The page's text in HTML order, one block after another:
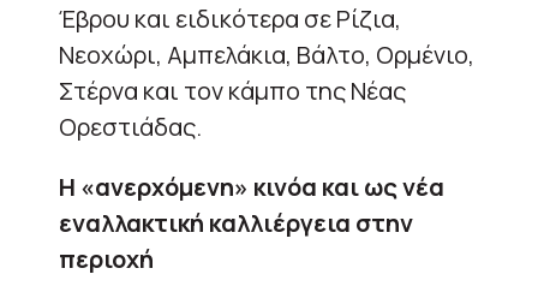
Έβρου και ειδικότερα σε Ρίζια,
Νεοχώρι, Αμπελάκια, Βάλτο, Ορμένιο,
Στέρνα και τον κάμπο της Νέας
Ορεστιάδας.
Η «ανερχόμενη» κινόα και ως νέα
εναλλακτική καλλιέργεια στην
περιοχή